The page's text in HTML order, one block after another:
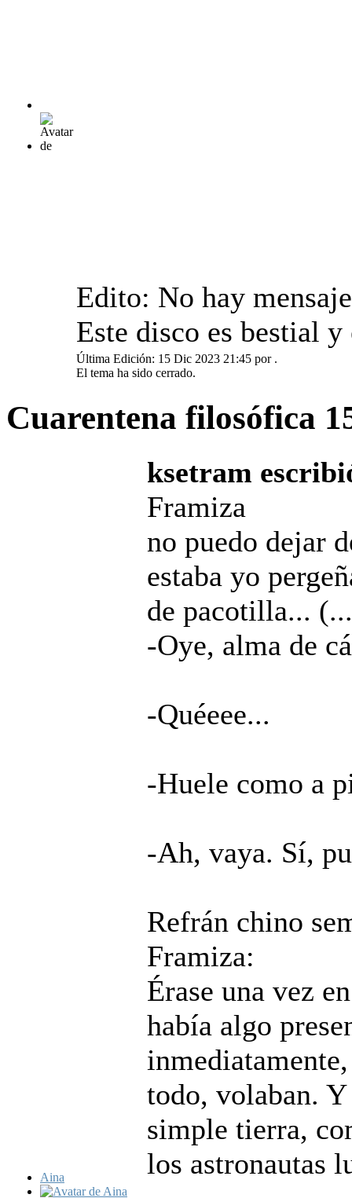
Edito: No hay
Este disco es bestial
Última Edición: 15 Dic 2023 21:45 por .
El tema ha sido cerrado.
Cuarentena filosófica
Aina
ksetram
Framiza
no puedo dejar
estaba yo
de pacotilla...
-Oye, alma de
-Quéeee...
-Huele como a
-Ah, vaya. Sí,
Refrán chino
Framiza:
Érase una vez
había algo
todo, volaban.
simple tierra,
los astronautas